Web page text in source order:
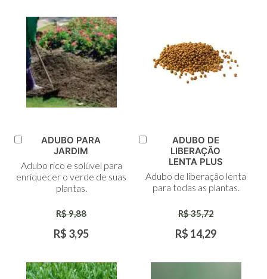
Carrinho
ADUBO PARA
JARDIM
Adubo rico e solúvel para
enriquecer o verde de suas
plantas.
R$ 9,88
R$ 3,95
Adicionar
ADUBO DE
LIBERAÇÃO
LENTA PLUS
Adubo de liberação lenta
para todas as plantas.
R$ 35,72
R$ 14,29